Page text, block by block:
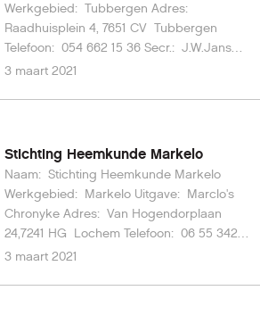
Werkgebied: Tubbergen Adres:
Raadhuisplein 4, 7651 CV Tubbergen
Telefoon: 054 662 15 36 Secr.: J.W.Janse
Website:
3 maart 2021
Stichting Heemkunde Markelo
Naam: Stichting Heemkunde Markelo
Werkgebied: Markelo Uitgave: Marclo's
Chronyke Adres: Van Hogendorplaan
24,7241 HG Lochem Telefoon: 06 55 342
122 Website: https://www.shm.nl/ E-mail:
3 maart 2021